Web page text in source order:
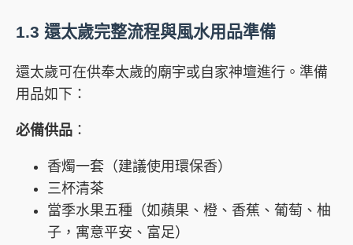
1.3 還太歲完整流程與風水用品準備
還太歲可在供奉太歲的廟宇或自家神壇進行。準備
用品如下：
必備供品 ：
香燭一套（建議使用環保香）
三杯清茶
當季水果五種（如蘋果、橙、香蕉、葡萄、柚
子，寓意平安、富足）